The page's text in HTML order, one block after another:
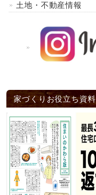
土地・不動産情報
家づくりお役立ち資料